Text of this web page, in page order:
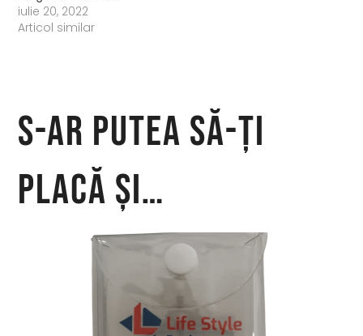
iulie 20, 2022
Articol similar
S-ar putea să-ți
placă și…